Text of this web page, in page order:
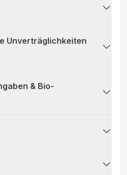
anderthalb Stunden erwärmt.
Aroma verleiht. Nach
Spelz befreit, wie alle
und zu Flocken
Unverträglichkeiten
& Bio-